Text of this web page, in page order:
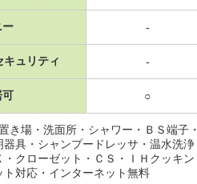
ー -
キュリティ -
可 ○
き場・洗面所・シャワー・ＢＳ端子・
具・シャンプードレッサ・温水洗浄
クローゼット・ＣＳ・ＩＨクッキン
対応・インターネット無料